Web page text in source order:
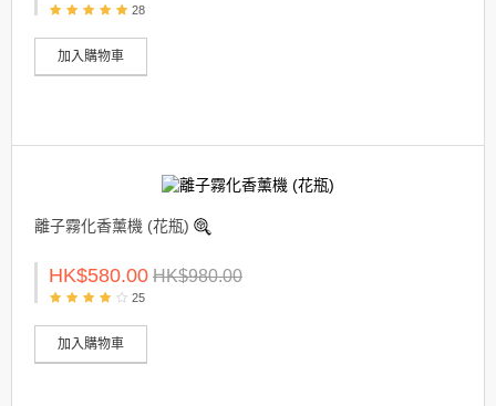
28
加入購物車
離子霧化香薰機 (花瓶)
HK$580.00 HK$980.00
25
加入購物車